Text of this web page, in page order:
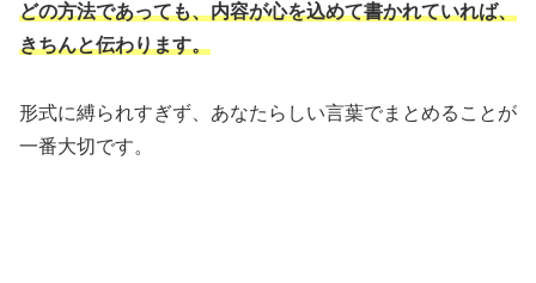
どの方法であっても、内容が心を込めて書かれていれば、
きちんと伝わります。
形式に縛られすぎず、あなたらしい言葉でまとめることが
一番大切です。